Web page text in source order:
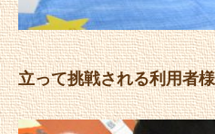
立って挑戦される利用者